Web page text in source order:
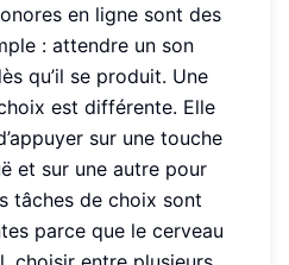
en ligne sont des
: attendre un son
qu’il se produit. Une
est différente. Elle
sur une touche
et sur une autre pour
tâches de choix sont
parce que le cerveau